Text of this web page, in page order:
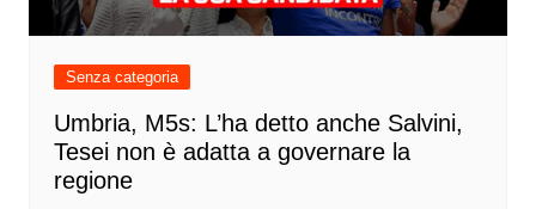
Senza categoria
Umbria, M5s: L’ha detto anche Salvini,
Tesei non è adatta a governare la
regione